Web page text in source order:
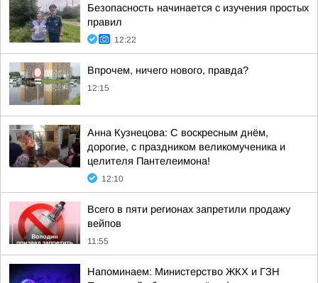
Безопасность начинается с изучения простых
правил
12:22
Впрочем, ничего нового, правда?
12:15
Анна Кузнецова: С воскресным днём,
дорогие, с праздником великомученика и
целителя Пантелеимона!
12:10
Всего в пяти регионах запретили продажу
вейпов
11:55
Напоминаем: Министерство ЖКХ и ГЗН